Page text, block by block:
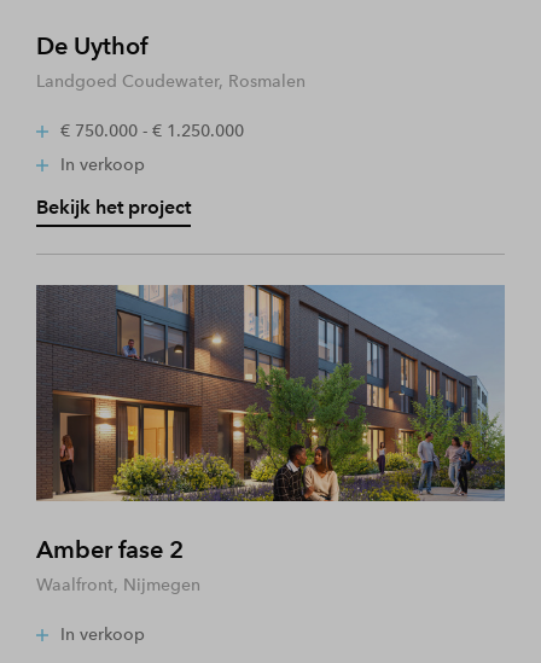
De Uythof
Landgoed Coudewater, Rosmalen
€ 750.000 - € 1.250.000
In verkoop
Bekijk het project
Amber fase 2
Waalfront, Nijmegen
In verkoop